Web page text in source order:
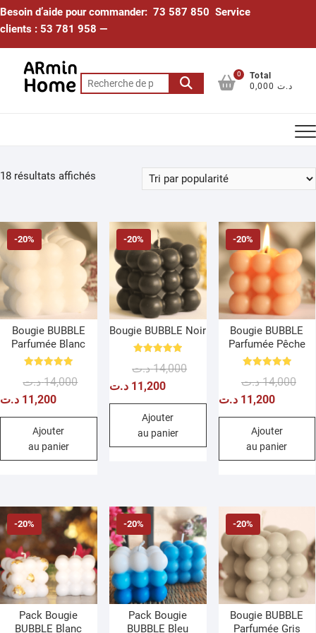
Skip
to
Besoin d’aide pour commander: 73 587 850 Service
clients : 53 781 958 —
Recherche
pour :
0
Total
0,000 د.ت
18 résultats affichés
-20%
Bougie BUBBLE
Parfumée Blanc
5.00
14,000 د.ت
Le
initial
14,000 د.ت.
11,200 د.ت
Le
actuel
11,200 د.ت.
Ajouter
au panier
-20%
Bougie BUBBLE Noir
5.00
14,000 د.ت
Le
initial
11,200 د.ت
Le
actuel
Ajouter
au panier
-20%
Bougie BUBBLE
Parfumée Pêche
5.00
14,000 د.ت
Le
11,200 د.ت
Le
Ajouter
au panier
-20%
Pack Bougie
BUBBLE Blanc
-20%
Pack Bougie
BUBBLE Bleu
-20%
Bougie BUBBLE
Parfumée Gris